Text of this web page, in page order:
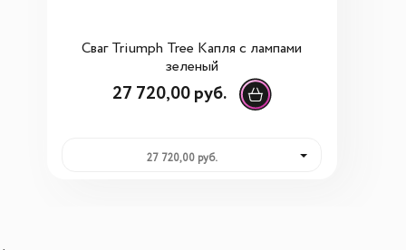
Сваг Triumph Tree Капля с лампами
зеленый
27 720,00 руб.
27 720,00 руб.